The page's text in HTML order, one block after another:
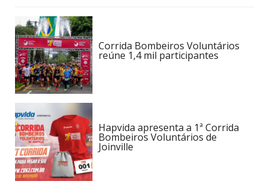
Corrida Bombeiros Voluntários
reúne 1,4 mil participantes
Hapvida apresenta a 1ª Corrida
Bombeiros Voluntários de
Joinville